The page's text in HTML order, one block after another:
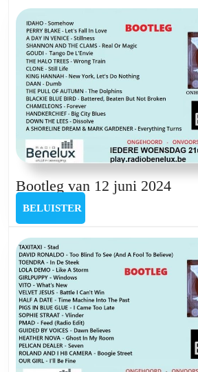
Bootleg van 12 juni 2024
juni
BELUISTER